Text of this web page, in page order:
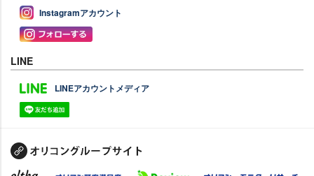
Instagramアカウント
LINE
LINEアカウントメディア